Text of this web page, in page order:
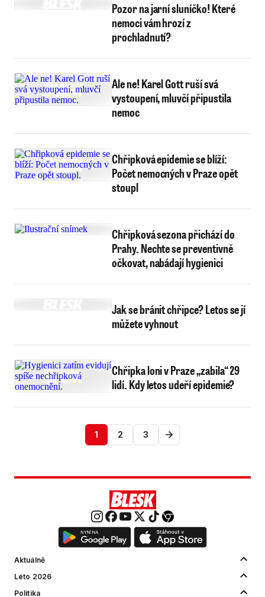
Pozor na jarní sluníčko! Které
nemoci vám hrozí z
prochladnutí?
Ale ne! Karel Gott ruší svá
vystoupení, mluvčí připustila
nemoc
Chřipková epidemie se blíží:
Počet nemocných v Praze opět
stoupl
Chřipková sezona přichází do
Prahy. Nechte se preventivně
očkovat, nabádají hygienici
Jak se bránit chřipce? Letos se jí
můžete vyhnout
Chřipka loni v Praze „zabila“ 29
lidí. Kdy letos udeří epidemie?
1 2 3
Aktuálně
Léto 2026
Politika